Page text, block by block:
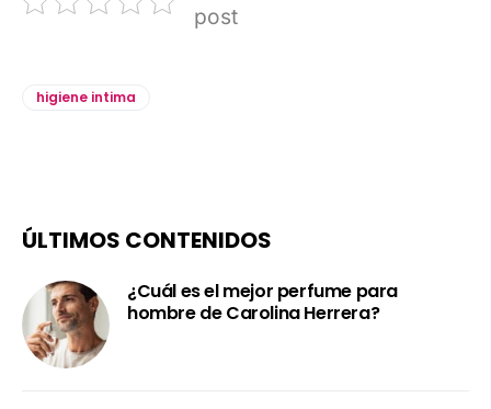
post
higiene intima
ÚLTIMOS CONTENIDOS
¿Cuál es el mejor perfume para
hombre de Carolina Herrera?